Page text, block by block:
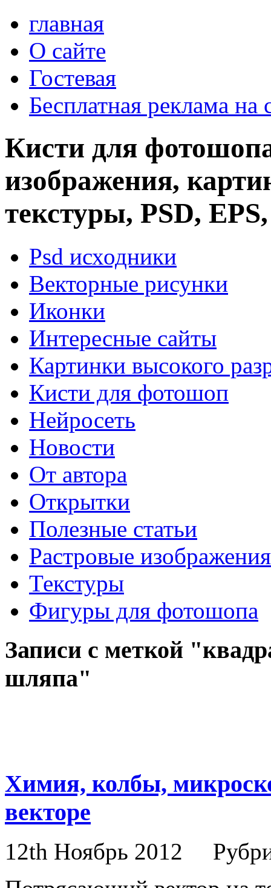
главная
О сайте
Гостевая
Бесплатная реклама на
Кисти для
изображения,
текстуры, PSD,
Psd исходники
Векторные рисунки
Иконки
Интересные сайты
Картинки высокого
Кисти для фотошоп
Нейросеть
Новости
От автора
Открытки
Полезные статьи
Растровые изображения
Текстуры
Фигуры для фотошопа
Записи с меткой
шляпа"
Химия, колбы,
векторе
12th Ноябрь 2012